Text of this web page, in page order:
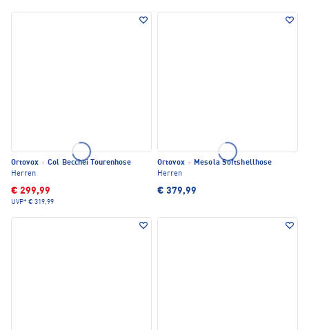
Ortovox · Col Becchei Tourenhose
Herren
€ 299,99
UVP* € 319,99
Ortovox · Mesola Softshellhose
Herren
€ 379,99